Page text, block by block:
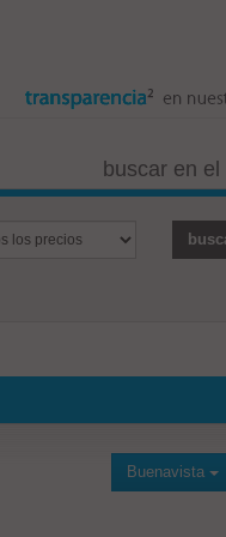
buscar en el
Buenavista